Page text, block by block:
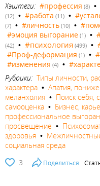
Хэштеги: #профессия (8) •
(12) • #работа (11) •
(7) • #личность (10) •
#эмоция выгорание (1) •
(42) • #психология (499) •
#Проф-деформация (1) •
#изменения (4) •
Рубрики: Типы личности,
характера • Апатия,
меланхолия • Поиск себя,
самооценка • Бизнес,
профессиональное
просвещение •
здоровья •
социальная среда
3
Поделиться